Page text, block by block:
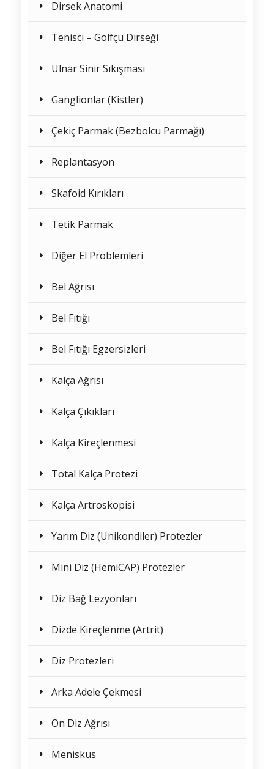
Dirsek Anatomi
Tenisci – Golfçü Dirseği
Ulnar Sinir Sıkışması
Ganglionlar (Kistler)
Çekiç Parmak (Bezbolcu Parmağı)
Replantasyon
Skafoid Kırıkları
Tetik Parmak
Diğer El Problemleri
Bel Ağrısı
Bel Fıtığı
Bel Fıtığı Egzersizleri
Kalça Ağrısı
Kalça Çıkıkları
Kalça Kireçlenmesi
Total Kalça Protezi
Kalça Artroskopisi
Yarım Diz (Unikondiler) Protezler
Mini Diz (HemiCAP) Protezler
Diz Bağ Lezyonları
Dizde Kireçlenme (Artrit)
Diz Protezleri
Arka Adele Çekmesi
Ön Diz Ağrısı
Menisküs